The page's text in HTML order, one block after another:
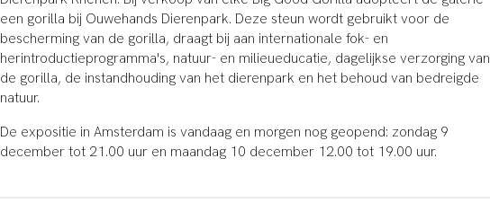
een gorilla bij Ouwehands Dierenpark. Deze steun wordt gebruikt voor de
bescherming van de gorilla, draagt bij aan internationale fok- en
herintroductieprogramma's, natuur- en milieueducatie, dagelijkse verzorging van
de gorilla, de instandhouding van het dierenpark en het behoud van bedreigde
natuur.
De expositie in Amsterdam is vandaag en morgen nog geopend: zondag 9
december tot 21.00 uur en maandag 10 december 12.00 tot 19.00 uur.